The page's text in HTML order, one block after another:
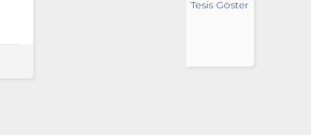
Tesis Göster